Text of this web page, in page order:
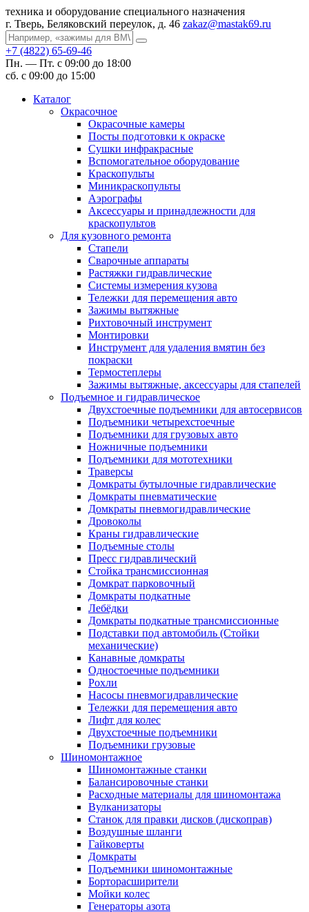
техника и оборудование специального назначения
г. Тверь, Беляковский переулок, д. 46 zakaz@mastak69.ru
+7 (4822) 65-69-46
Пн. — Пт. с 09:00 до 18:00
сб. с 09:00 до 15:00
Каталог
Окрасочное
Окрасочные камеры
Посты подготовки к окраске
Сушки инфракрасные
Вспомогательное оборудование
Краскопульты
Миникраскопульты
Аэрографы
Аксессуары и принадлежности для
краскопультов
Для кузовного ремонта
Стапели
Сварочные аппараты
Растяжки гидравлические
Системы измерения кузова
Тележки для перемещения авто
Зажимы вытяжные
Рихтовочный инструмент
Монтировки
Инструмент для удаления вмятин без
покраски
Термостеплеры
Зажимы вытяжные, аксессуары для стапелей
Подъемное и гидравлическое
Двухстоечные подъемники для автосервисов
Подъемники четырехстоечные
Подъемники для грузовых авто
Ножничные подъемники
Подъемники для мототехники
Траверсы
Домкраты бутылочные гидравлические
Домкраты пневматические
Домкраты пневмогидравлические
Дровоколы
Краны гидравлические
Подъемные столы
Пресс гидравлический
Стойка трансмиссионная
Домкрат парковочный
Домкраты подкатные
Лебёдки
Домкраты подкатные трансмиссионные
Подставки под автомобиль (Стойки
механические)
Канавные домкраты
Одностоечные подъемники
Рохли
Насосы пневмогидравлические
Тележки для перемещения авто
Лифт для колес
Двухстоечные подъемники
Подъемники грузовые
Шиномонтажное
Шиномонтажные станки
Балансировочные станки
Расходные материалы для шиномонтажа
Вулканизаторы
Станок для правки дисков (дископрав)
Воздушные шланги
Гайковерты
Домкраты
Подъемники шиномонтажные
Борторасширители
Мойки колес
Генераторы азота